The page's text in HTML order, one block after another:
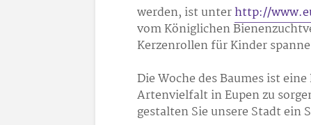
werden, ist unterhttp://
vom Königlichen
Kerzenrollen für Kinder
Die Woche des Baumes ist
Artenvielfalt in Eupen zu
gestalten Sie unsere Stadt ein